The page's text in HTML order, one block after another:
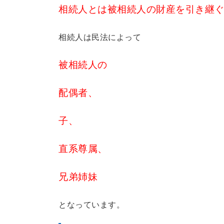
相続人とは被相続人の財産を引き継ぐ
相続人は民法によって
被相続人の
配偶者、
子、
直系尊属、
兄弟姉妹
となっています。